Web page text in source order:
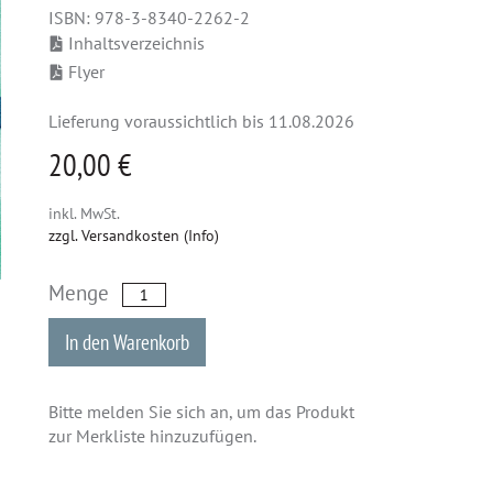
ISBN: 978-3-8340-2262-2
Inhaltsverzeichnis
Flyer
Lieferung voraussichtlich bis 11.08.2026
20,00 €
inkl. MwSt.
zzgl. Versandkosten (Info)
Menge
In den Warenkorb
Bitte melden Sie sich an, um das Produkt
zur Merkliste hinzuzufügen.